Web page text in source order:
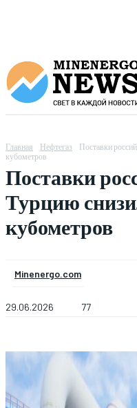
Главная Нефтегаз
Поставки
кубометров
Поставки
Турцию
кубометров
Minenergo.com
29.06.2026 77